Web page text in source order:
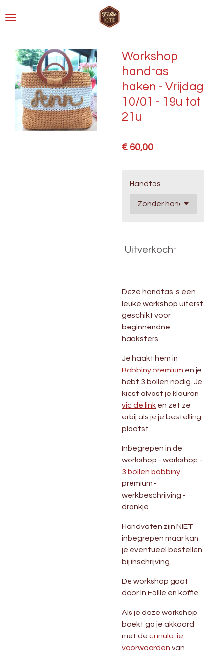
direct
hoofdinhoud
Workshop
handtas
haken - Vrijdag
10/01 - 19u tot
21u
€ 60,00
Handtas
Uitverkocht
Deze handtas is een
leuke workshop uiterst
geschikt voor
beginnendne
haaksters.
Je haakt hem in
Bobbiny premium en je
hebt 3 bollen nodig. Je
kiest alvast je kleuren
via de link en zet ze
erbij als je je bestelling
plaatst.
Inbegrepen in de
workshop - workshop -
3 bollen bobbiny
premium -
werkbeschrijving -
drankje
Handvaten zijn NIET
inbegrepen maar kan
je eventueel bestellen
bij inschrijving.
De workshop gaat
door in Follie en koffie.
Als je deze workshop
boekt ga je akkoord
met de annulatie
voorwaarden van